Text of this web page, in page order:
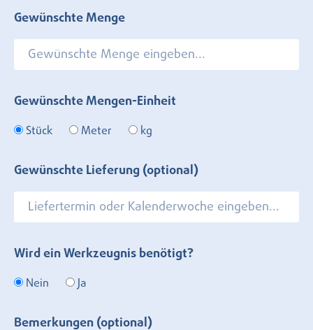
Gewünschte Menge
Gewünschte Mengen-Einheit
Stück Meter kg
Gewünschte Lieferung (optional)
Wird ein Werkzeugnis benötigt?
Nein Ja
Bemerkungen (optional)